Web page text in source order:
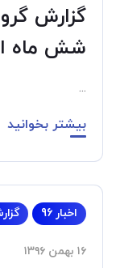
گزارش
شش ماه اول
...
بیشتر بخوانید
اخبار 96
۱۶ بهمن ۱۳۹۶